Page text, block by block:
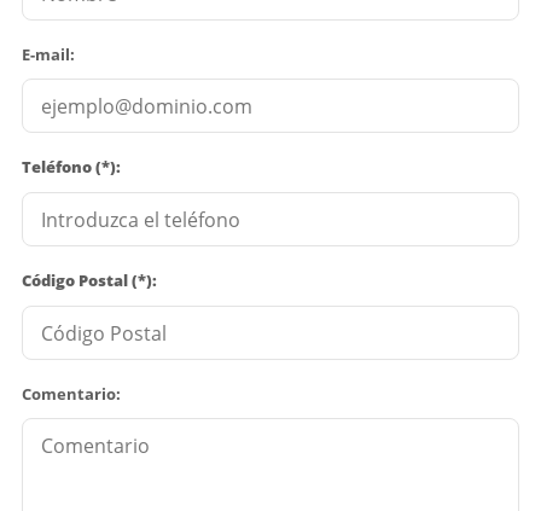
E-mail:
Teléfono (*):
Código Postal (*):
Comentario: